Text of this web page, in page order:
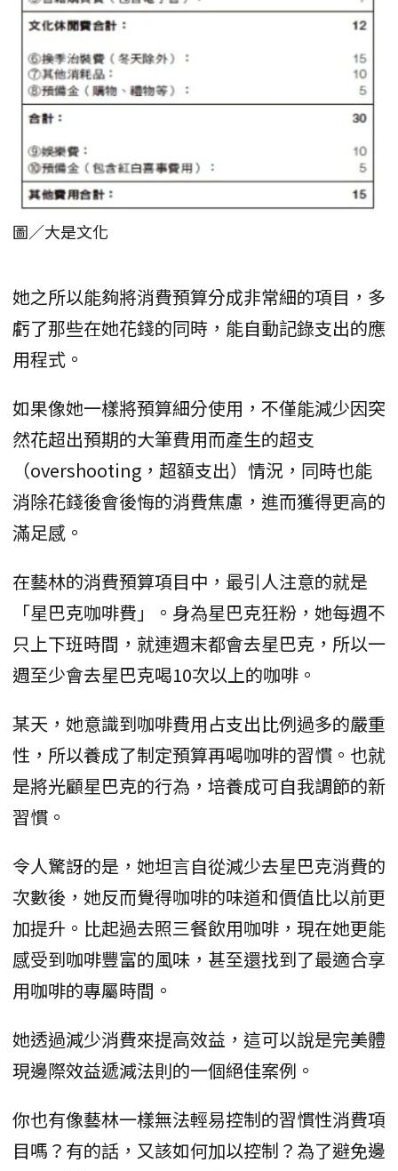
圖／大是文化
她之所以能夠將消費預算分成非常細的項目，多
虧了那些在她花錢的同時，能自動記錄支出的應
用程式。
如果像她一樣將預算細分使用，不僅能減少因突
然花超出預期的大筆費用而產生的超支
（overshooting，超額支出）情況，同時也能
消除花錢後會後悔的消費焦慮，進而獲得更高的
滿足感。
在藝林的消費預算項目中，最引人注意的就是
「星巴克咖啡費」。身為星巴克狂粉，她每週不
只上下班時間，就連週末都會去星巴克，所以一
週至少會去星巴克喝10次以上的咖啡。
某天，她意識到咖啡費用占支出比例過多的嚴重
性，所以養成了制定預算再喝咖啡的習慣。也就
是將光顧星巴克的行為，培養成可自我調節的新
習慣。
令人驚訝的是，她坦言自從減少去星巴克消費的
次數後，她反而覺得咖啡的味道和價值比以前更
加提升。比起過去照三餐飲用咖啡，現在她更能
感受到咖啡豐富的風味，甚至還找到了最適合享
用咖啡的專屬時間。
她透過減少消費來提高效益，這可以說是完美體
現邊際效益遞減法則的一個絕佳案例。
你也有像藝林一樣無法輕易控制的習慣性消費項
目嗎？有的話，又該如何加以控制？為了避免邊